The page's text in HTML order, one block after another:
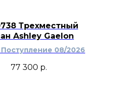
Трехместный
Ashley Gaelon
Поступление 08/2026
77 300 р.